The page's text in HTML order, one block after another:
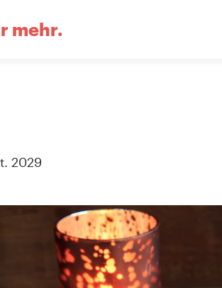
mehr.
2029